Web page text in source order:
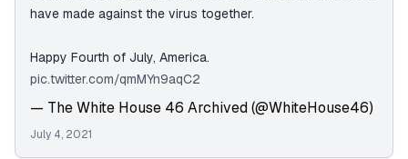
have made against the virus together.
Happy Fourth of July, America.
pic.twitter.com/qmMYn9aqC2
— The White House 46 Archived (@WhiteHouse46)
July 4, 2021